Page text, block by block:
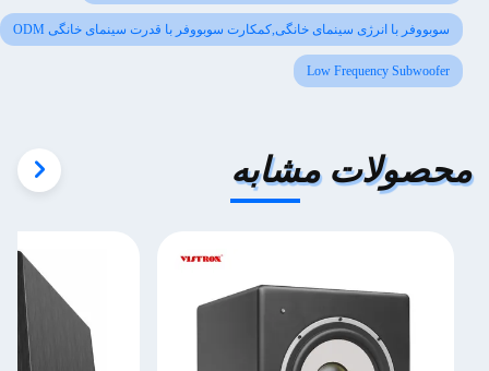
سوبووفر با انرژی سینمای خانگی,کمکارت سوبووفر با قدرت سینمای خانگی ODM
Low Frequency Subwoofer
محصولات مشابه